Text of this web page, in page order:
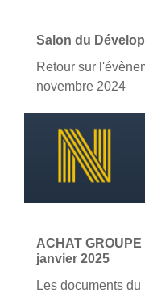
Salon du
Retour sur
novembre 2024
ACHAT
janvier 2025
Les documents